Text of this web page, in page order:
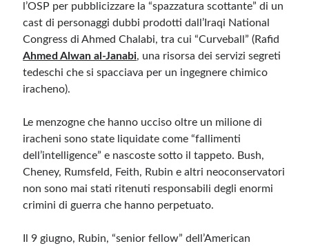
l’OSP per pubblicizzare la “spazzatura scottante” di un
cast di personaggi dubbi prodotti dall’Iraqi National
Congress di Ahmed Chalabi, tra cui “Curveball” (Rafid
Ahmed Alwan al-Janabi, una risorsa dei servizi segreti
tedeschi che si spacciava per un ingegnere chimico
iracheno).
Le menzogne che hanno ucciso oltre un milione di
iracheni sono state liquidate come “fallimenti
dell’intelligence” e nascoste sotto il tappeto. Bush,
Cheney, Rumsfeld, Feith, Rubin e altri neoconservatori
non sono mai stati ritenuti responsabili degli enormi
crimini di guerra che hanno perpetuato.
Il 9 giugno, Rubin, “senior fellow” dell’American